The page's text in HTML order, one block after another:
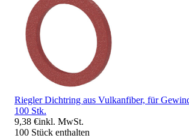
Riegler Dichtring aus Vulkanfiber, für
100 Stk.
9,38 €inkl. MwSt.
100 Stück enthalten